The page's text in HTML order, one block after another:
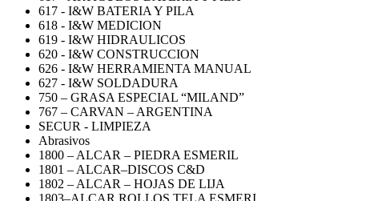
617 - I&W BATERIA Y PILA
618 - I&W MEDICION
619 - I&W HIDRAULICOS
620 - I&W CONSTRUCCION
626 - I&W HERRAMIENTA MANUAL
627 - I&W SOLDADURA
750 – GRASA ESPECIAL “MILAND”
767 – CARVAN – ARGENTINA
SECUR - LIMPIEZA
Abrasivos
1800 – ALCAR – PIEDRA ESMERIL
1801 – ALCAR–DISCOS C&D
1802 – ALCAR – HOJAS DE LIJA
1803–ALCAR ROLLOS TELA ESMERI